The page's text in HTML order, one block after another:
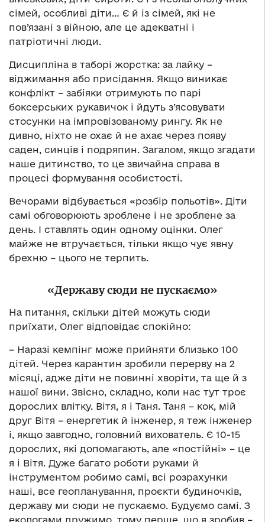
сімей, особливі діти… Є й із сімей, які не
пов’язані з війною, але це адекватні і
патріотичні люди.
Дисципліна в таборі жорстка: за лайку –
віджимання або присідання. Якщо виникає
конфлікт – забіяки отримують по парі
боксерських рукавичок і йдуть з’ясовувати
стосунки на імпровізованому рингу. Як не
дивно, ніхто не охає й не ахає через появу
саден, синців і подряпин. Загалом, якщо згадати
наше дитинство, то це звичайна справа в
процесі формування особистості.
Вечорами відбувається «розбір польотів». Діти
самі обговорюють зроблене і не зроблене за
день. І ставлять один одному оцінки. Олег
майже не втручається, тільки якщо чує явну
брехню – цього не терпить.
«Державу сюди не пускаємо»
На питання, скільки дітей можуть сюди
приїхати, Олег відповідає спокійно:
– Наразі кемпінг може прийняти близько 100
дітей. Через карантин зробили перерву на 2
місяці, адже діти не повинні хворіти, та ще й з
нашої вини. Звісно, складно, коли нас тут троє
дорослих влітку. Вітя, я і Таня. Таня – кок, мій
друг Вітя – енергетик й інженер, я теж інженер
і, якщо завгодно, головний вихователь. Є 10-15
дорослих, які допомагають, але «постійні» – це
я і Вітя. Дуже багато роботи руками й
інструментом робимо самі, всі розрахунки
наші, все геопланування, проєкти будиночків,
державу ми сюди не пускаємо. Будуємо самі. З
екологами дружимо, тому перше, що я зробив –